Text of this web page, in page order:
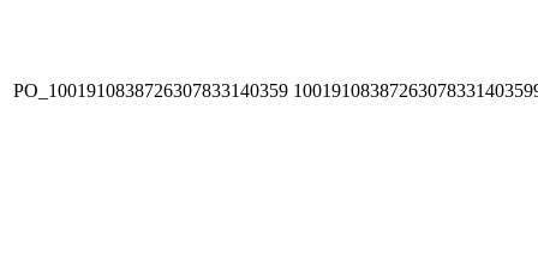
PO_1001910838726307833140359